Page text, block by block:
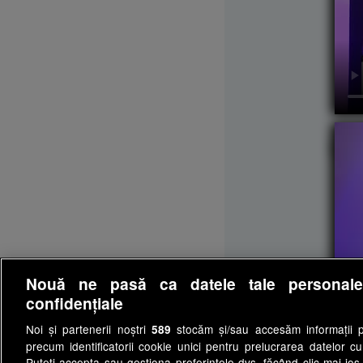
Nouă ne pasă ca datele tale
confidențiale
Noi și partenerii noștri 589 stocăm și/sau accesăm informații
precum identificatorii cookie unici pentru prelucrarea datelor